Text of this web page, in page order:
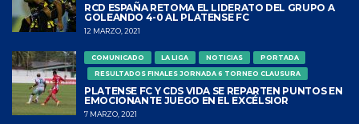
RCD ESPAÑA RETOMA EL LIDERATO DEL GRUPO A
GOLEANDO 4-0 AL PLATENSE FC
12 MARZO, 2021
COMUNICADO LA LIGA NOTICIAS
PORTADA
RESULTADOS FINALES JORNADA 6 TORNEO CLAUSURA
PLATENSE FC Y CDS VIDA SE REPARTEN PUNTOS EN
EMOCIONANTE JUEGO EN EL EXCÉLSIOR
7 MARZO, 2021